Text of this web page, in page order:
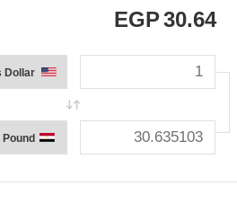
30.64
EGP